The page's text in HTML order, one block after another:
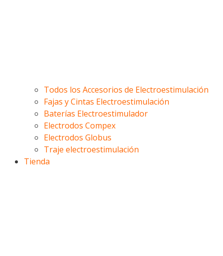
Todos los Accesorios de Electroestimulación
Fajas y Cintas Electroestimulación
Baterías Electroestimulador
Electrodos Compex
Electrodos Globus
Traje electroestimulación
Tienda